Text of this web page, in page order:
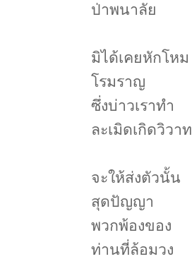
ป่าพนาลัย
มิได้เคยหักโหม
โรมราญ
ซึ่งบ่าวเราทำ
ละเมิดเกิดวิวาท
จะให้ส่งตัวนั้น
สุดปัญญา
พวกพ้องของ
ท่านที่ล้อมวง